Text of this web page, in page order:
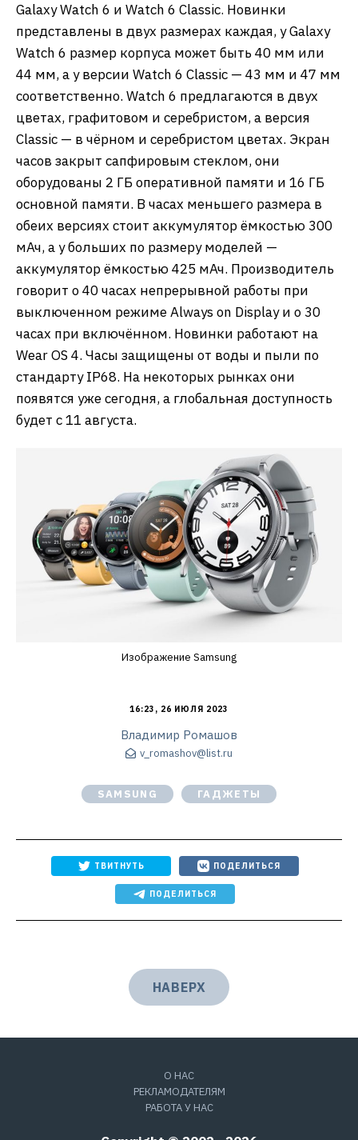
Galaxy Watch 6 и Watch 6 Classic. Новинки
представлены в двух размерах каждая, у Galaxy
Watch 6 размер корпуса может быть 40 мм или
44 мм, а у версии Watch 6 Classic — 43 мм и 47 мм
соответственно. Watch 6 предлагаются в двух
цветах, графитовом и серебристом, а версия
Classic — в чёрном и серебристом цветах. Экран
часов закрыт сапфировым стеклом, они
оборудованы 2 ГБ оперативной памяти и 16 ГБ
основной памяти. В часах меньшего размера в
обеих версиях стоит аккумулятор ёмкостью 300
мАч, а у больших по размеру моделей —
аккумулятор ёмкостью 425 мАч. Производитель
говорит о 40 часах непрерывной работы при
выключенном режиме Always on Display и о 30
часах при включённом. Новинки работают на
Wear OS 4. Часы защищены от воды и пыли по
стандарту IP68. На некоторых рынках они
появятся уже сегодня, а глобальная доступность
будет с 11 августа.
Изображение Samsung
16:23, 26 ИЮЛЯ 2023
Владимир Ромашов
v_romashov@list.ru
SAMSUNG ГАДЖЕТЫ
ТВИТНУТЬ ПОДЕЛИТЬСЯ
ПОДЕЛИТЬСЯ
НАВЕРХ
О НАС
РЕКЛАМОДАТЕЛЯМ
РАБОТА У НАС